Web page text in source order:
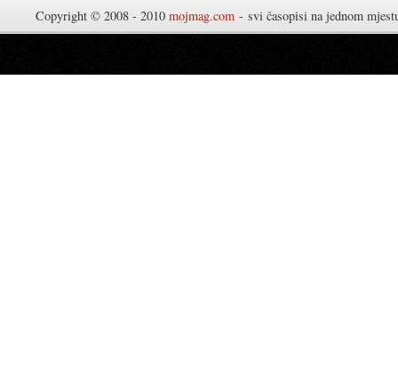
Copyright © 2008 - 2010 mojmag.com - svi časopisi na jednom